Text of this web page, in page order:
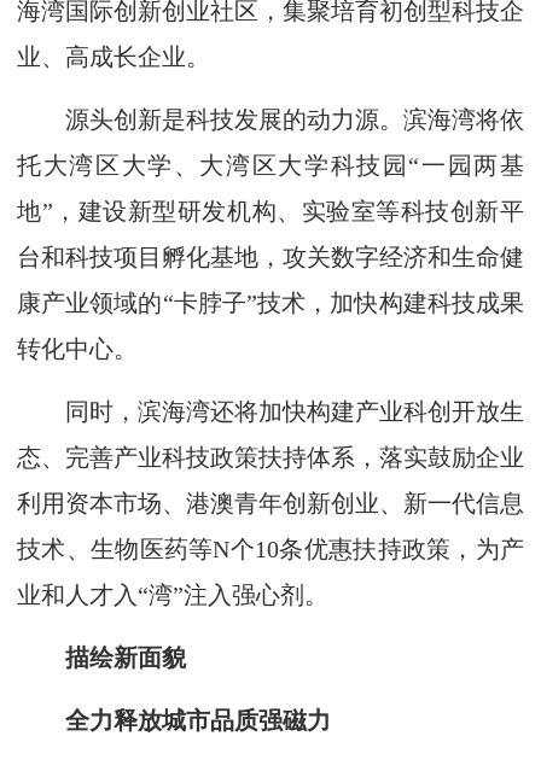
海湾国际创新创业社区，集聚培育初创型科技企
业、高成长企业。
源头创新是科技发展的动力源。滨海湾将依
托大湾区大学、大湾区大学科技园“一园两基
地”，建设新型研发机构、实验室等科技创新平
台和科技项目孵化基地，攻关数字经济和生命健
康产业领域的“卡脖子”技术，加快构建科技成果
转化中心。
同时，滨海湾还将加快构建产业科创开放生
态、完善产业科技政策扶持体系，落实鼓励企业
利用资本市场、港澳青年创新创业、新一代信息
技术、生物医药等N个10条优惠扶持政策，为产
业和人才入“湾”注入强心剂。
描绘新面貌
全力释放城市品质强磁力